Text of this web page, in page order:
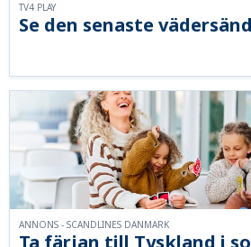
Se den senaste
TV4 PLAY
ANNONS - SCANDLINES DANMARK